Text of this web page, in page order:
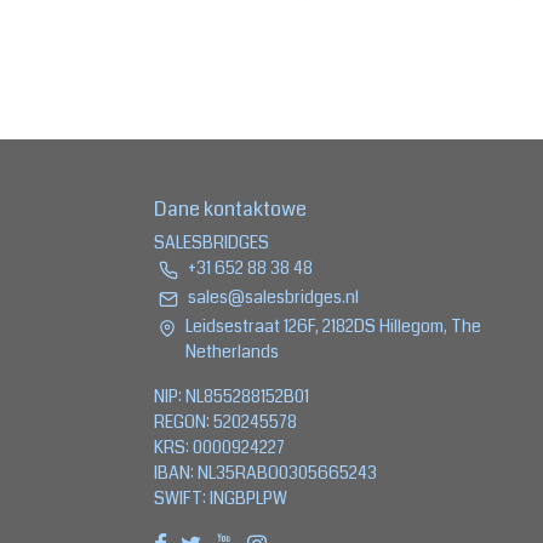
Dane kontaktowe
SALESBRIDGES
+31 652 88 38 48
sales@salesbridges.nl
Leidsestraat 126F, 2182DS Hillegom, The
Netherlands
NIP: NL855288152B01
REGON: 520245578
KRS: 0000924227
IBAN: NL35RABO0305665243
SWIFT: INGBPLPW